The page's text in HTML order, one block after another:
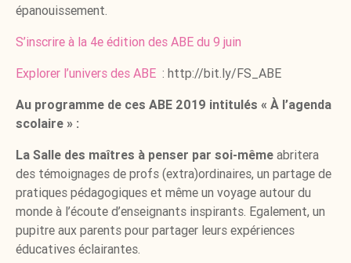
épanouissement.
S’inscrire à la 4e édition des ABE du 9 juin
Explorer l’univers des ABE : http://bit.ly/FS_ABE
Au programme de ces ABE 2019 intitulés « À l’agenda
scolaire » :
La Salle des maîtres à penser par soi-même abritera
des témoignages de profs (extra)ordinaires, un partage de
pratiques pédagogiques et même un voyage autour du
monde à l’écoute d’enseignants inspirants. Egalement, un
pupitre aux parents pour partager leurs expériences
éducatives éclairantes.